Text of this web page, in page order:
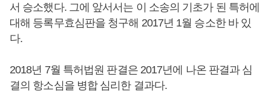
서 승소했다. 그에 앞서서는 이 소송의 기초가 된 특허에
대해 등록무효심판을 청구해 2017년 1월 승소한 바 있
다.
2018년 7월 특허법원 판결은 2017년에 나온 판결과 심
결의 항소심을 병합 심리한 결과다.